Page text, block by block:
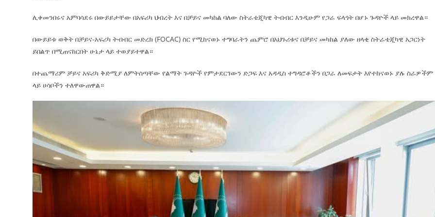
ሊቀመንበሩና አምባሳደሩ በውይይታቸው በአፍሪካ ህብረት እና በቻይና መካከል ባለው ስትራቴጂካዊ ትብብር እንዲሁም የጋራ ፍላጎት በሆኑ ጉዳዮች ላይ መክረዋል።
በውይይቱ ወቅት በቻይና-አፍሪካ ትብብር መድረክ (FOCAC) ስር የሚከናወኑ ተግባራትን ጨምሮ በአህጉሪቱና በቻይና መካከል ያለው ዘላቂ ስትራቴጂካዊ አጋርነት
ይበልጥ በሚጠናከርበት ሁኔታ ላይ ተወያይተዋል።
በተጨማሪም ቻይና አፍሪካ ቅድሚያ ለምትሰጣቸው የልማት ጉዳዮች የምታደርገውን ድጋፍ እና አዳዲስ ተግዳሮቶችን በጋራ ለመፍታት እየተከናወኑ ያሉ ስራዎችም
ላይ ሀሳቦችን ተለዋውጠዋል።